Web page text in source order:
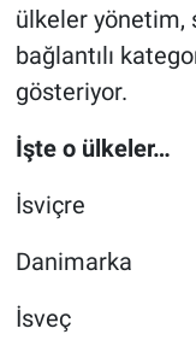
ülkeler yönetim,
bağlantılı
gösteriyor.
İşte o ülkeler…
İsviçre
Danimarka
İsveç